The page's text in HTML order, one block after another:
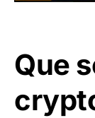
Que